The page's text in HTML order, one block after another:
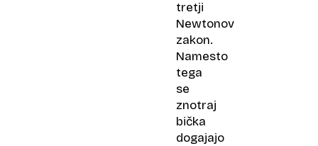
tretji
Newtonov
zakon.
Namesto
tega
se
znotraj
bička
dogajajo